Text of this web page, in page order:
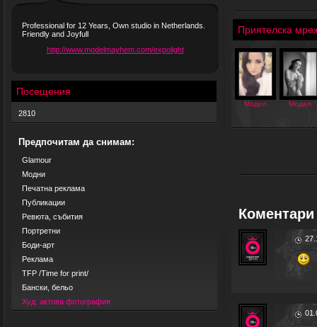
Professional for 12 Years, Own studio in Netherlands.
Friendly and Joyfull
http://www.modelmayhem.com/expolight
Посещения
2810
Предпочитам да снимам:
Glamour
Модни
Печатна реклама
Публикации
Ревюта, събития
Портретни
Боди-арт
Реклама
TFP /Time for print/
Бански, бельо
Худ. актова фотография
Приятелска
Модел Модел
Коментари